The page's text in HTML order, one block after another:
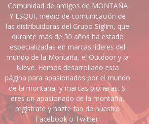
Comunidad de amigos de MONTAÑA
Y ESQUI, medio de comunicación de
las distribuidoras del Grupo Siglim, que
durante más de 50 años ha estado
especializadas en marcas líderes del
mundo de la Montaña, el Outdoor y la
Nieve. Hemos desarrollado esta
página para apasionados por el mundo
de la montaña, y marcas pioneras. Si
eres un apasionado de la montaña,
regístrate y hazte fan de nuestro
Facebook o Twitter.